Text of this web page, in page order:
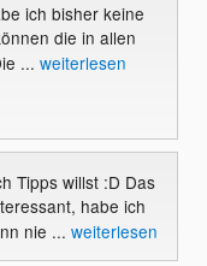
ich bisher keine
die in allen
... weiterlesen
Tipps willst :D Das
habe ich
nie ... weiterlesen